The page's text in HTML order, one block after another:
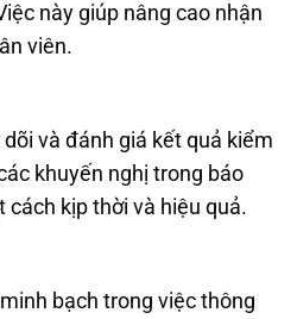
này giúp nâng cao nhận
viên.
và đánh giá kết quả kiểm
khuyến nghị trong báo
kịp thời và hiệu quả.
bạch trong việc thông